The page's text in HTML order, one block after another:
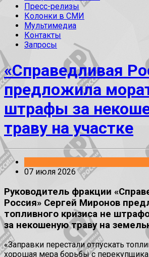
Пресс-релизы
Колонки в СМИ
Мультимедиа
Контакты
Запросы
«Справедливая
предложила
штрафы за
траву на участке
07 июля 2026
Руководитель фракции
Россия» Сергей Миронов
топливного кризиса не
за некошеную траву на
«Заправки перестали отпускать
хорошая мера борьбы с